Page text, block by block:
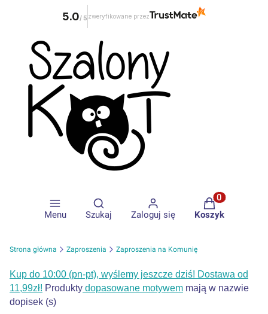
Menu
Otwórz wyszukiwarkę
Szukaj Zaloguj się
Produkty w
Koszyk
Strona główna Zaproszenia Zaproszenia na Komunię
Kup do 10:00 (pn-pt), wyślemy jeszcze dziś! Dostawa od
11,99zł! Produkty dopasowane motywem mają w nazwie
dopisek (s)
5.0/ 5 zweryfikowane przez